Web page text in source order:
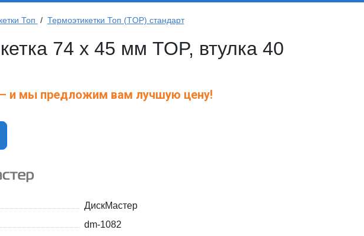
Топ / Термоэтикетки Топ (TOP) стандарт
74 х 45 мм TOP, втулка 40
и мы предложим вам лучшую цену!
ДискМастер
dm-1082